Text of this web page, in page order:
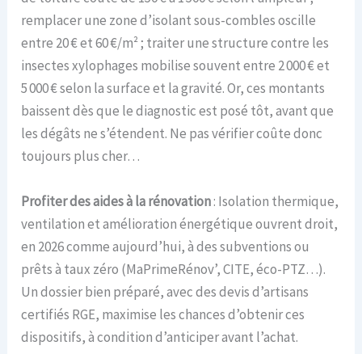
remplacer une zone d’isolant sous-combles oscille
entre 20 € et 60 €/m² ; traiter une structure contre les
insectes xylophages mobilise souvent entre 2 000 € et
5 000 € selon la surface et la gravité. Or, ces montants
baissent dès que le diagnostic est posé tôt, avant que
les dégâts ne s’étendent. Ne pas vérifier coûte donc
toujours plus cher…
Profiter des aides à la rénovation: Isolation thermique,
ventilation et amélioration énergétique ouvrent droit,
en 2026 comme aujourd’hui, à des subventions ou
prêts à taux zéro (MaPrimeRénov’, CITE, éco-PTZ…).
Un dossier bien préparé, avec des devis d’artisans
certifiés RGE, maximise les chances d’obtenir ces
dispositifs, à condition d’anticiper avant l’achat.